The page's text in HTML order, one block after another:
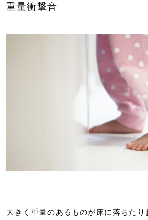
重量衝撃音
大きく重量のあるものが床に落ちたり